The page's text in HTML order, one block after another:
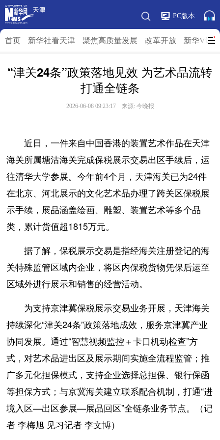
PC版本
首页 新华社看天津 聚焦高质量发展 改革开放 新华V访
“津关24条”政策落地见效 为艺术品流转
打通全链条
2026-06-08 09:23:17 来源: 今晚报
近日，一件来自中国香港的装置艺术作品在天津
海关所属塘沽海关完成保税展示交易出区手续后，运
往清华大学参展。今年前4个月，天津海关已为24件
在北京、河北展示的文化艺术品办理了跨关区保税展
示手续，展品涵盖绘画、雕塑、装置艺术等多个品
类，累计货值超1815万元。
据了解，保税展示交易是指经海关注册登记的海
关特殊监管区域内企业，将区内保税货物凭保后运至
区域外进行展示和销售的经营活动。
为支持京津冀保税展示交易业务开展，天津海关
持续深化“津关24条”政策落地成效，服务京津冀产业
协同发展。通过“智慧视频监控＋卡口机动检查”方
式，对艺术品进出区及展示期间实施全流程监管；推
广多元化担保模式，支持企业选择总担保、银行保函
等担保方式；与京冀海关建立联系配合机制，打通“进
境入区—出区参展—展品回区”全链条业务节点。（记
者 李梅旭 见习记者 李文博）